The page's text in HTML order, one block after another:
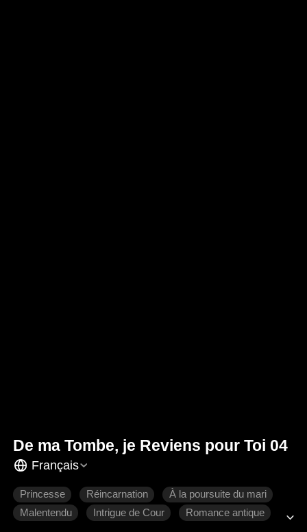
De ma Tombe, je Reviens pour Toi 04
Français
Princesse Réincarnation
À la poursuite du mari
Malentendu
Intrigue de Cour Romance antique